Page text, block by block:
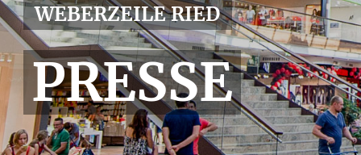
WEBERZEILE RIED
PRESSE
MEDIAGALERIE
PRESSEKONTAKT